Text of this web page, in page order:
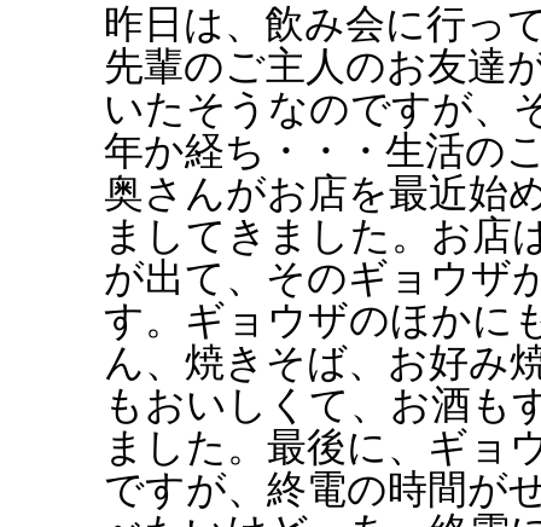
昨日は、飲み会に行っ
先輩のご主人のお友達
いたそうなのですが、
年か経ち・・・生活の
奥さんがお店を最近始
ましてきました。お店
が出て、そのギョウザ
す。ギョウザのほかに
ん、焼きそば、お好み
もおいしくて、お酒も
ました。最後に、ギョ
ですが、終電の時間が